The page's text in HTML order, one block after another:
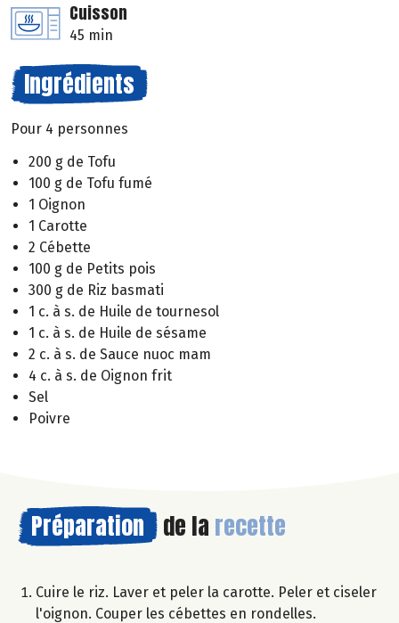
Cuisson
45 min
Ingrédients
Pour 4 personnes
200 g de Tofu
100 g de Tofu fumé
1 Oignon
1 Carotte
2 Cébette
100 g de Petits pois
300 g de Riz basmati
1 c. à s. de Huile de tournesol
1 c. à s. de Huile de sésame
2 c. à s. de Sauce nuoc mam
4 c. à s. de Oignon frit
Sel
Poivre
Préparation de la recette
Cuire le riz. Laver et peler la carotte. Peler et ciseler
l'oignon. Couper les cébettes en rondelles.